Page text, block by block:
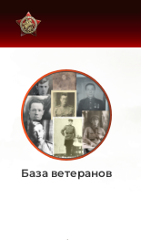
База ветеранов